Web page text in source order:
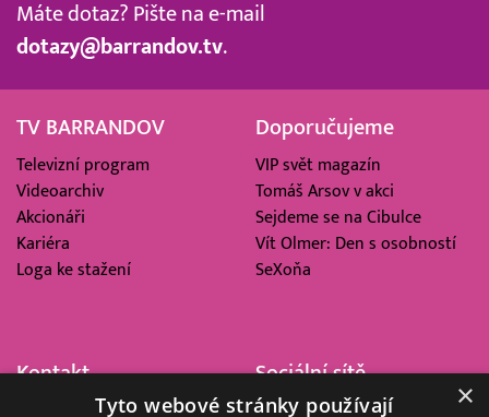
Máte dotaz? Pište na e-mail
dotazy@barrandov.tv.
TV BARRANDOV
Televizní program
Videoarchiv
Akcionáři
Kariéra
Loga ke stažení
Doporučujeme
VIP svět magazín
Tomáš Arsov v akci
Sejdeme se na Cibulce
Vít Olmer: Den s osobností
SeXoňa
Kontakt
Barrandov Televizní Studio,
Sociální sítě
×
Tyto webové stránky používají